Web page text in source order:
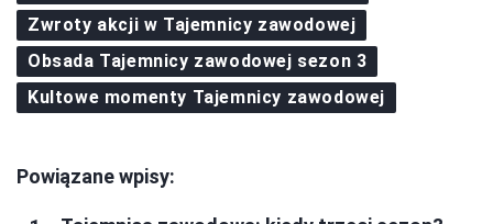
Zwroty akcji w Tajemnicy zawodowej
Obsada Tajemnicy zawodowej sezon 3
Kultowe momenty Tajemnicy zawodowej
Powiązane wpisy: